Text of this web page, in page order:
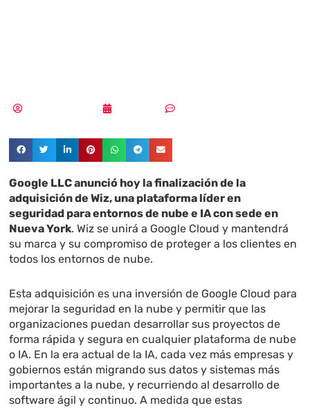
Google LLC anunció hoy la finalización de la
adquisición de Wiz, una plataforma líder en
seguridad para entornos de nube e IA con sede en
Nueva York. Wiz se unirá a Google Cloud y mantendrá
su marca y su compromiso de proteger a los clientes en
todos los entornos de nube.
Esta adquisición es una inversión de Google Cloud para
mejorar la seguridad en la nube y permitir que las
organizaciones puedan desarrollar sus proyectos de
forma rápida y segura en cualquier plataforma de nube
o IA. En la era actual de la IA, cada vez más empresas y
gobiernos están migrando sus datos y sistemas más
importantes a la nube, y recurriendo al desarrollo de
software ágil y continuo. A medida que estas